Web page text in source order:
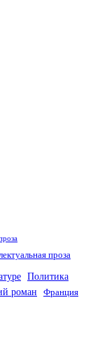
проза
Политика
роман Франция